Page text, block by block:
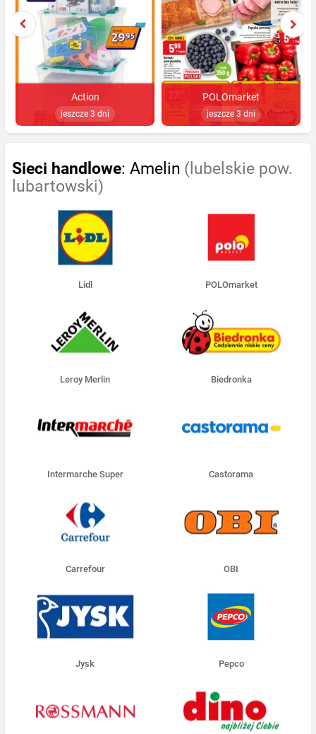
Action
jeszcze 3 dni
POLOmarket
jeszcze 3 dni
Sieci handlowe: Amelin (lubelskie pow.
lubartowski)
Lidl POLOmarket
Leroy Merlin Biedronka
Intermarche Super Castorama
Carrefour OBI
Jysk Pepco